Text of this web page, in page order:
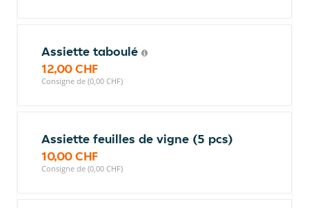
Assiette taboulé
12,00 CHF
Consigne de (0,00 CHF)
Assiette feuilles de vigne (5 pcs)
10,00 CHF
Consigne de (0,00 CHF)